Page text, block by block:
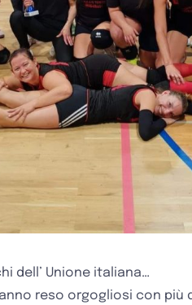
dell’ Unione italiana…
reso orgogliosi con più